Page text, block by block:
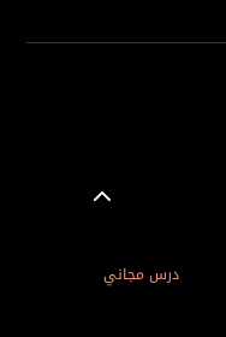
درس مجاني